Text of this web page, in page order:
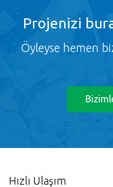
Projenizi
Öyleyse hemen
Hızlı Ulaşım